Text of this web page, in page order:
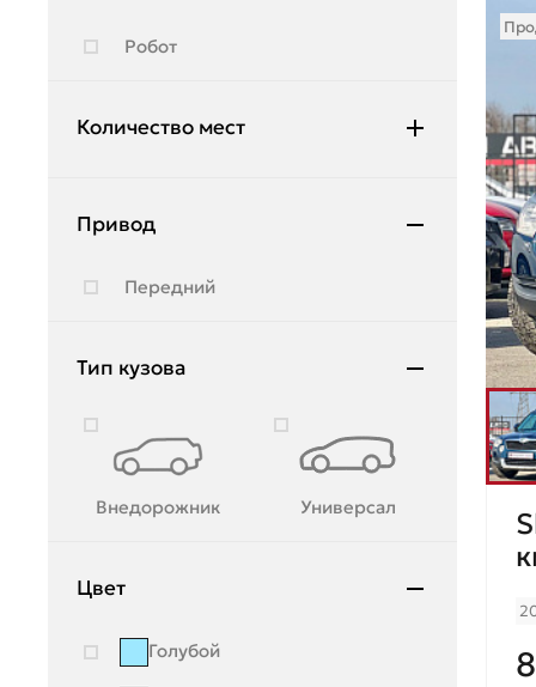
Lada
Lifan
Mazda
Робот
Количество мест
Привод
Передний
Тип кузова
Внедорожник Универсал
Цвет
Голубой